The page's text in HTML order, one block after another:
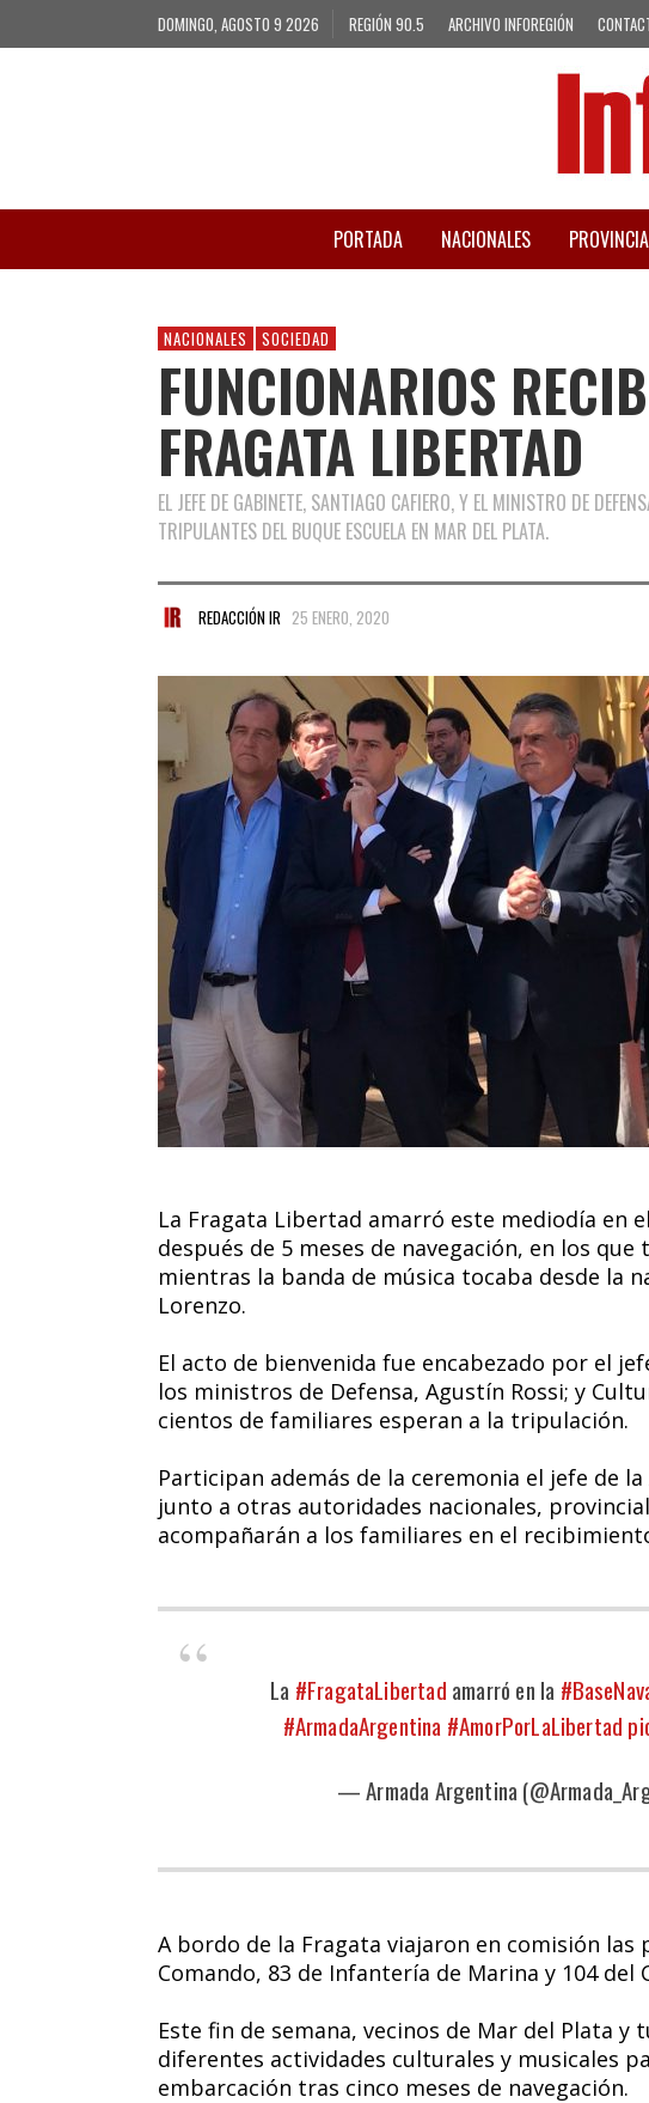
DOMINGO, AGOSTO 9 2026 REGIÓN 90.5 ARCHIVO INFOREGIÓN
PORTADA NACIONALES
NACIONALES SOCIEDAD
FUNCIONARIOS
FRAGATA LIBERTAD
EL JEFE DE GABINETE, SANTIAGO CAFIERO, Y EL MINISTRO DE
TRIPULANTES DEL BUQUE ESCUELA EN MAR DEL PLATA.
REDACCIÓN IR 25 ENERO, 2020
La Fragata Libertad amarró este mediodía en
después de 5 meses de navegación, en los
mientras la banda de música tocaba desde la
Lorenzo.
El acto de bienvenida fue encabezado por el
los ministros de Defensa, Agustín Rossi; y
cientos de familiares esperan a la tripulación.
Participan además de la ceremonia el jefe de
junto a otras autoridades nacionales,
acompañarán a los familiares en el
La #FragataLibertad amarró en la
#ArmadaArgentina #AmorPorLaLibertad
— Armada Argentina
A bordo de la Fragata viajaron en comisión las
Comando, 83 de Infantería de Marina y 104 del
Este fin de semana, vecinos de Mar del Plata
diferentes actividades culturales y musicales
embarcación tras cinco meses de navegación.